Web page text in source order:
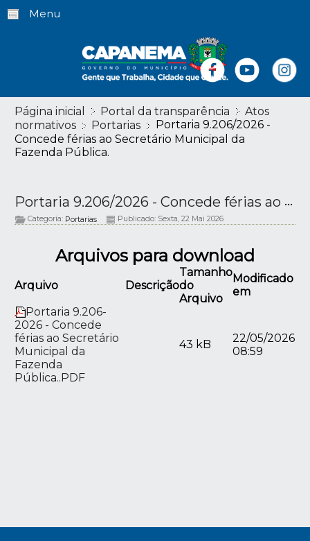
Menu
Página inicial Portal da transparência
Atos
normativos
Portarias
Portaria 9.206/2026 -
Concede férias ao Secretário Municipal da
Fazenda Pública.
Portaria 9.206/2026 - Concede férias ao Secretário Municipal da Fazenda Pública.
Categoria: Portarias Publicado: Sexta, 22 Mai 2026
Arquivos para download
Arquivo Descrição
Tamanho
do
Arquivo
Modificado
em
Portaria 9.206-
2026 - Concede
férias ao Secretário
Municipal da
Fazenda
Pública..PDF
43 kB
22/05/2026
08:59